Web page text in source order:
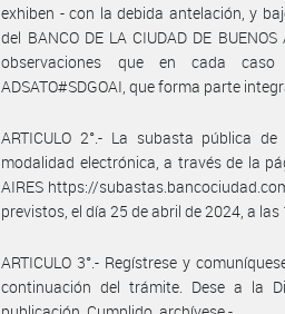
exhiben - con la debida antelación, y
del BANCO DE LA CIUDAD DE
observaciones que en cada caso
ADSATO#SDGOAI, que forma parte
ARTICULO 2°.- La subasta pública
modalidad electrónica, a través de la
AIRES https://
previstos, el día 25 de abril de 2024, a las
ARTICULO 3°.- Regístrese y
continuación del trámite. Dese a la